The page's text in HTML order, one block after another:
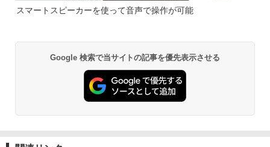
スマートスピーカーを使って音声で操作が可能
Google 検索で当サイトの記事を優先表示させる